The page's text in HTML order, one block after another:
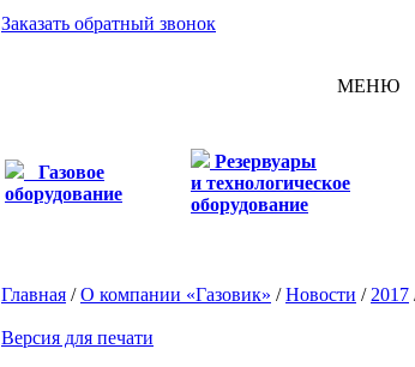
Заказать обратный звонок
МЕНЮ
Газовое
оборудование
Резервуары
и технологическое
оборудование
Главная /О компании «Газовик» /Новости / 2017
Версия для печати